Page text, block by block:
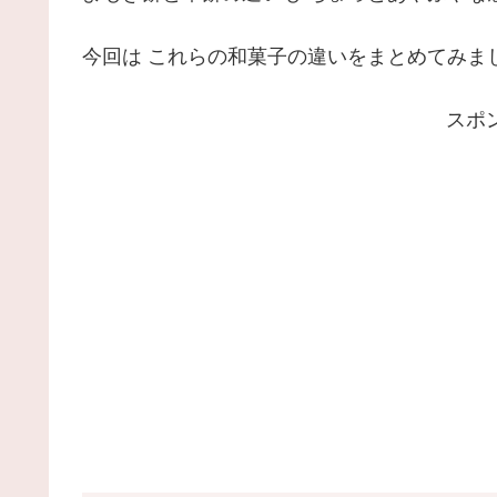
今回は これらの和菓子の違いをまとめてみま
スポ